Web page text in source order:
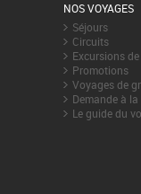
NOS VOYAGES
Séjours
Circuits
Excursions
Promotions
Voyages de
Demande à
Le guide du